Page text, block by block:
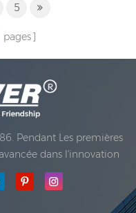
5
pages
Pendant Les premières
dans l'innovation
Plan. En 1998,
la qualité principale,
a reçu l'approbation de